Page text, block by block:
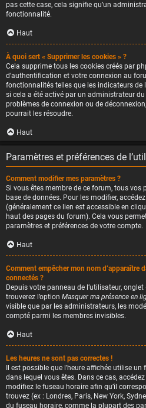
pas cette case, cela signifie qu’un
fonctionnalité.
Haut
À quoi sert « Supprimer les cookies » ?
Cela supprime tous les cookies créés par
d’authentification et votre connexion au
fonctionnalités telles que les indicateurs de
si cela a été activé par un administrateur
problèmes de connexion ou de
pourrait les résoudre.
Haut
Paramètres et préférences de
Comment modifier mes paramètres ?
Si vous êtes membre de ce forum, tous
base de données. Pour les modifier,
(généralement ce lien est accessible en
haut des pages du forum). Cela vous
paramètres et préférences de votre compte.
Haut
Comment empêcher mon nom d’apparaître
connectés ?
Depuis votre panneau de l’utilisateur,
trouverez l’option Masquer ma présence en
visible que par les administrateurs, les
compté parmi les membres invisibles.
Haut
Les heures ne sont pas correctes !
Il est possible que l’heure affichée utilise
dans lequel vous êtes. Dans ce cas, accédez
modifiez le fuseau horaire afin qu’il
trouvez (ex : Londres, Paris, New York,
du fuseau horaire, comme la plupart des